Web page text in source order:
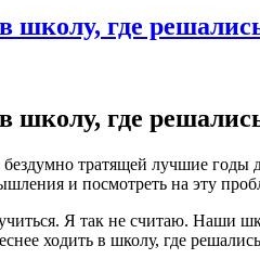
школу, где
школу, где
тратящей лучшие
и посмотреть на эту
Я так не считаю.
ходить в школу, где